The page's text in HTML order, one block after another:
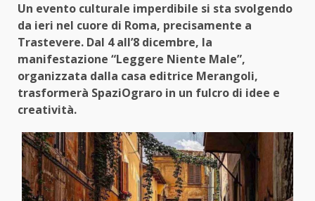
Un evento culturale imperdibile si sta svolgendo
da ieri nel cuore di Roma, precisamente a
Trastevere. Dal 4 all’8 dicembre, la
manifestazione “Leggere Niente Male”,
organizzata dalla casa editrice Merangoli,
trasformerà SpaziOgraro in un fulcro di idee e
creatività.